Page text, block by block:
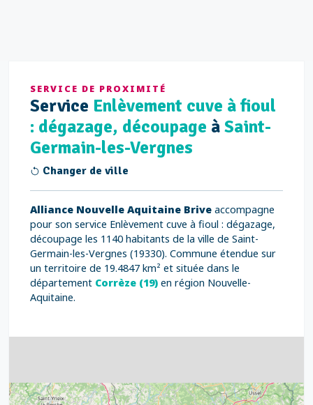
SERVICE DE PROXIMITÉ
Service Enlèvement cuve à fioul
: dégazage, découpage àSaint-
Germain-les-Vergnes
Changer de ville
Alliance Nouvelle Aquitaine Brive accompagne
pour son service Enlèvement cuve à fioul : dégazage,
découpage les 1140 habitants de la ville de Saint-
Germain-les-Vergnes (19330). Commune étendue sur
un territoire de 19.4847 km² et située dans le
département Corrèze (19) en région Nouvelle-
Aquitaine.